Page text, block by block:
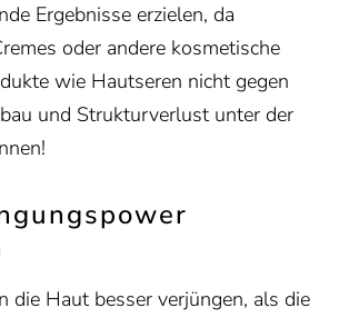
Ergebnisse erzielen, da
oder andere kosmetische
wie Hautseren nicht gegen
und Strukturverlust unter der
die Haut besser verjüngen, als die